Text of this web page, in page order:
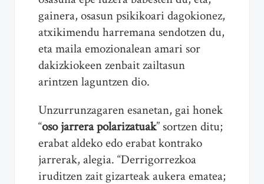
gainera, osasun psikikoari dagokionez,
atxikimendu harremana sendotzen du,
eta maila emozionalean amari sor
dakizkiokeen zenbait zailtasun
arintzen laguntzen dio.
Unzurrunzagaren esanetan, gai honek
“oso jarrera polarizatuak” sortzen ditu;
erabat aldeko edo erabat kontrako
jarrerak, alegia. “Derrigorrezkoa
iruditzen zait gizarteak aukera ematea;